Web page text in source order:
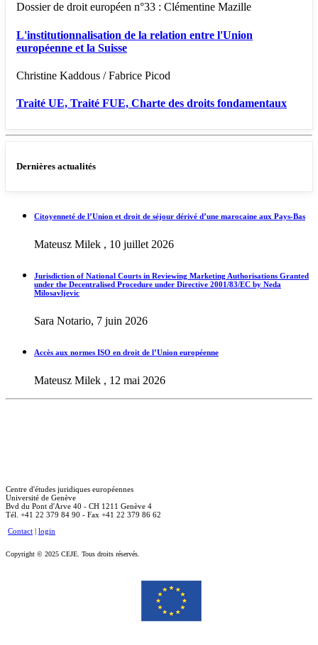
Dossier de droit européen n°33 : Clémentine Mazille
L'institutionnalisation de la relation entre l'Union
européenne et la Suisse
Christine Kaddous / Fabrice Picod
Traité UE, Traité FUE, Charte des droits fondamentaux
Dernières actualités
Citoyenneté de l’Union et droit de séjour dérivé d’une marocaine aux Pays-Bas
Mateusz Milek , 10 juillet 2026
Jurisdiction of National Courts in Reviewing Marketing Authorisations Granted
under the Decentralised Procedure under Directive 2001/83/EC by Neda
Milosavljevic
Sara Notario, 7 juin 2026
Accès aux normes ISO en droit de l’Union européenne
Mateusz Milek , 12 mai 2026
Centre d'études juridiques européennes
Université de Genève
Bvd du Pont d'Arve 40 - CH 1211 Genève 4
Tél. +41 22 379 84 90 - Fax +41 22 379 86 62
Contact | login
Copyright © 2025 CEJE. Tous droits réservés.